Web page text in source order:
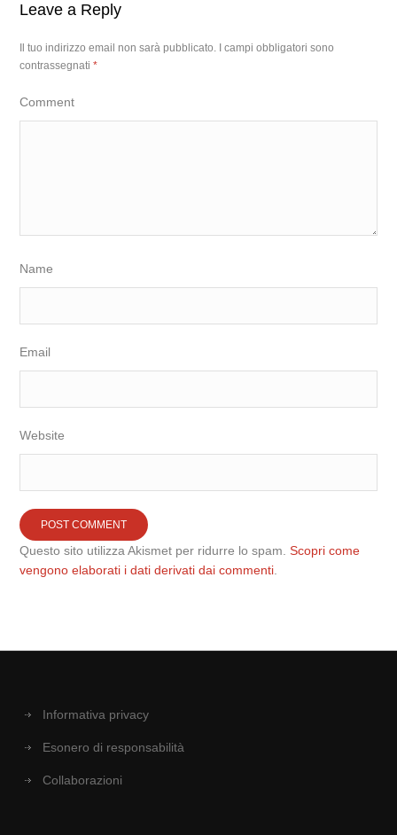
Leave a Reply
Il tuo indirizzo email non sarà pubblicato.
I campi obbligatori sono
contrassegnati*
Comment
Name
Email
Website
Questo sito utilizza Akismet per ridurre lo spam.Scopri come
vengono elaborati i dati derivati dai commenti
Informativa privacy
Esonero di responsabilità
Collaborazioni